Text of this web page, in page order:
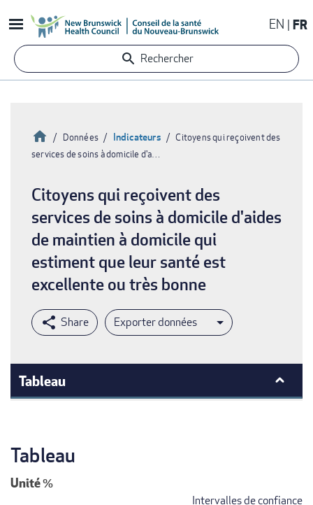
au
contenu
principal
EN FR
Rechercher
d'Ariane
Accueil
Données Indicateurs
Citoyens qui reçoivent des
services de soins à domicile d'a…
Citoyens qui reçoivent des
services de soins à domicile d'aides
de maintien à domicile qui
estiment que leur santé est
excellente ou très bonne
Exporter données
Tableau
Tableau
Unité%
Intervalles de confiance